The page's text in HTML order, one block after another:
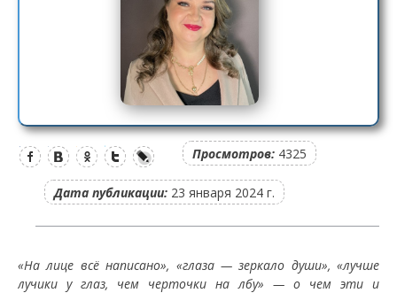
Просмотров: 4325
Дата публикации: 23 января 2024 г.
«На лице всё написано», «глаза — зеркало души», «лучше
лучики у глаз, чем черточки на лбу» — о чем эти и